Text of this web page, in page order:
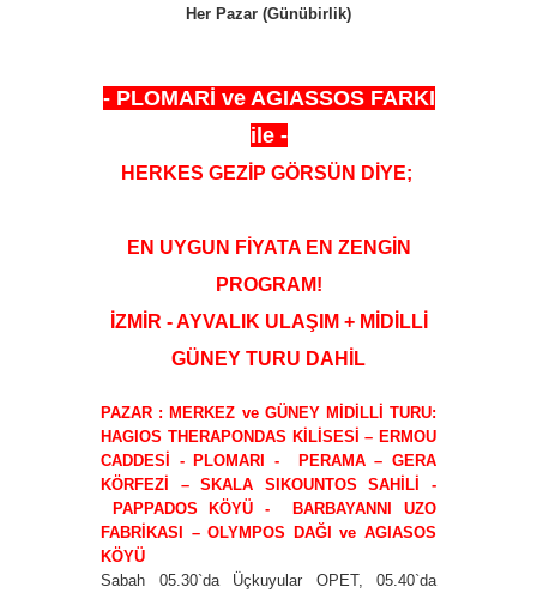
Her Pazar (Günübirlik)
- PLOMARİ ve AGIASSOS FARKI
ile -
HERKES GEZİP GÖRSÜN DİYE;
EN UYGUN FİYATA EN ZENGİN
PROGRAM!
İZMİR - AYVALIK ULAŞIM + MİDİLLİ
GÜNEY TURU DAHİL
PAZAR : MERKEZ ve GÜNEY MİDİLLİ TURU:
HAGIOS THERAPONDAS KİLİSESİ – ERMOU
CADDESİ - PLOMARI - PERAMA – GERA
KÖRFEZİ – SKALA SIKOUNTOS SAHİLİ -
PAPPADOS KÖYÜ - BARBAYANNI UZO
FABRİKASI – OLYMPOS DAĞI ve AGIASOS
KÖYÜ
Sabah 05.30`da Üçkuyular OPET, 05.40`da